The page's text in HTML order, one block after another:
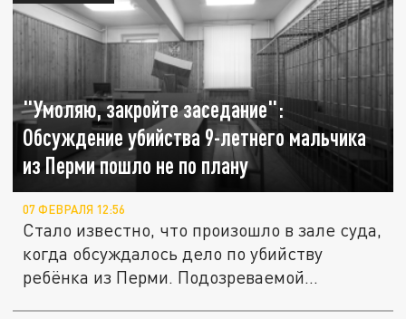
"Умоляю, закройте заседание":
Обсуждение убийства 9-летнего мальчика
из Перми пошло не по плану
07 ФЕВРАЛЯ 12:56
Стало известно, что произошло в зале суда,
когда обсуждалось дело по убийству
ребёнка из Перми. Подозреваемой...